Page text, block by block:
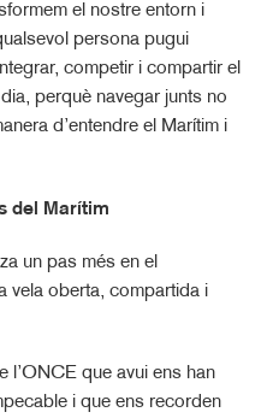
el nostre entorn i
persona pugui
competir i compartir el
perquè navegar junts no
d’entendre el Marítim i
del Marítim
un pas més en el
vela oberta, compartida i
l’ONCE que avui ens han
i que ens recorden